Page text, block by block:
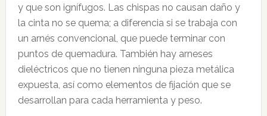
y que son ignífugos. Las chispas no causan daño y
la cinta no se quema; a diferencia si se trabaja con
un arnés convencional, que puede terminar con
puntos de quemadura. También hay arneses
dieléctricos que no tienen ninguna pieza metálica
expuesta, así como elementos de fijación que se
desarrollan para cada herramienta y peso.